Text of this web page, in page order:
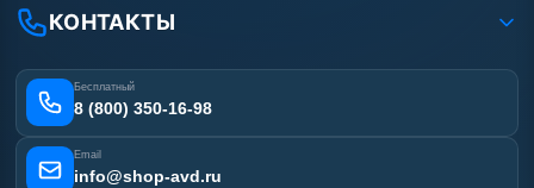
Статьи
Лизинг
Получить скидку
Сертификаты
Наши работы
Отзывы наших клиентов
Карта сайта
КОНТАКТЫ
Бесплатный
8 (800) 350-16-98
Email
info@shop-avd.ru